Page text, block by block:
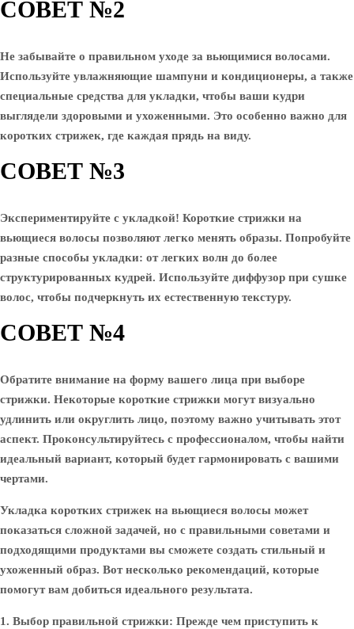
СОВЕТ №2
Не забывайте о правильном уходе за вьющимися волосами.
Используйте увлажняющие шампуни и кондиционеры, а также
специальные средства для укладки, чтобы ваши кудри
выглядели здоровыми и ухоженными. Это особенно важно для
коротких стрижек, где каждая прядь на виду.
СОВЕТ №3
Экспериментируйте с укладкой! Короткие стрижки на
вьющиеся волосы позволяют легко менять образы. Попробуйте
разные способы укладки: от легких волн до более
структурированных кудрей. Используйте диффузор при сушке
волос, чтобы подчеркнуть их естественную текстуру.
СОВЕТ №4
Обратите внимание на форму вашего лица при выборе
стрижки. Некоторые короткие стрижки могут визуально
удлинить или округлить лицо, поэтому важно учитывать этот
аспект. Проконсультируйтесь с профессионалом, чтобы найти
идеальный вариант, который будет гармонировать с вашими
чертами.
Укладка коротких стрижек на вьющиеся волосы может
показаться сложной задачей, но с правильными советами и
подходящими продуктами вы сможете создать стильный и
ухоженный образ. Вот несколько рекомендаций, которые
помогут вам добиться идеального результата.
1. Выбор правильной стрижки: Прежде чем приступить к